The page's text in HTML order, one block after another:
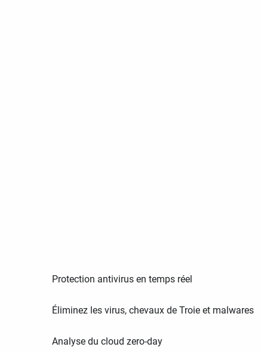
Protection antivirus en temps réel
Éliminez les virus, chevaux de Troie et malwares
Analyse du cloud zero-day